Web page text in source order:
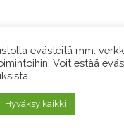
evästeitä mm.
Voit estää
Hyväksy kaikki